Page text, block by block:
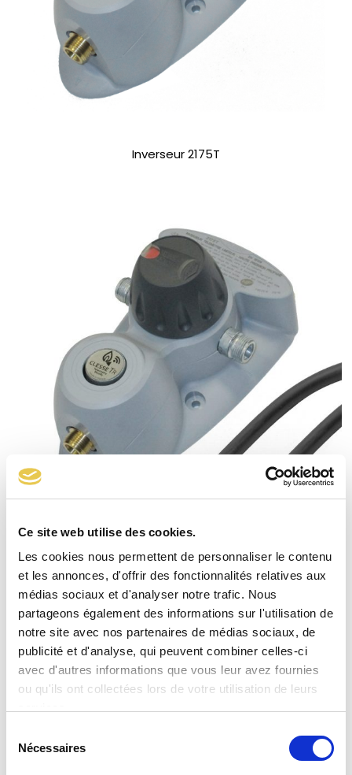
Ce site web utilise des cookies.
Les cookies nous permettent de personnaliser le contenu
et les annonces, d'offrir des fonctionnalités relatives aux
médias sociaux et d'analyser notre trafic. Nous
partageons également des informations sur l'utilisation de
notre site avec nos partenaires de médias sociaux, de
publicité et d'analyse, qui peuvent combiner celles-ci
avec d'autres informations que vous leur avez fournies
ou qu'ils ont collectées lors de votre utilisation de leurs
Nécessaires
Inverseur 2175T
Kit inverseur 2175T Lyres élastomère